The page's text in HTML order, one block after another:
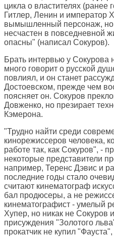
цикла о властителях
Гитлер, Ленин и император
вымышленный персонаж, но,
несчастен в повседневной
опасны" (написал Сокуров).
Брать интервью у Сокурова
много говорит о русской
повлиял, и он станет
Достоевском, прежде чем
поясняет он. Сокуров
Довженко, но презирает
Кэмерона.
"Трудно найти среди
кинорежиссеров человека,
работе так, как Сокуров", -
некоторые представители
например, Теренс Дэвис и
последние годы стало
считают кинематограф
бал продюсеры, а не
кинематографист - умелый
Хупер, но никак не Сокуров
присуждения "Золотого
прокатчик не купил